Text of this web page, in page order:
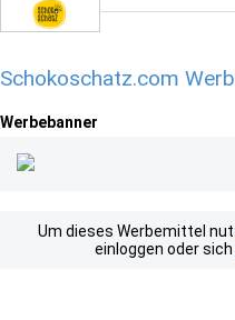
Schokoschatz.com
Werbebanner
Um dieses Werbemittel
einloggen oder sich